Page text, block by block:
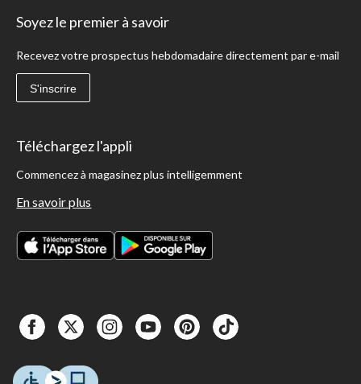
Soyez le premier à savoir
Recevez votre prospectus hebdomadaire directement par e-mail
S'inscrire
Téléchargez l'appli
Commencez à magasinez plus intelligemment
En savoir plus